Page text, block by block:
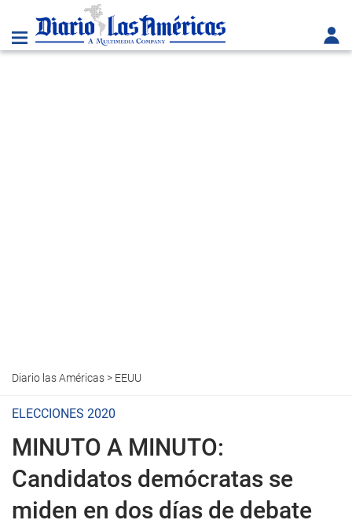
Diario las Américas> EEUU
ELECCIONES 2020
MINUTO A MINUTO:
Candidatos demócratas se
miden en dos días de debate